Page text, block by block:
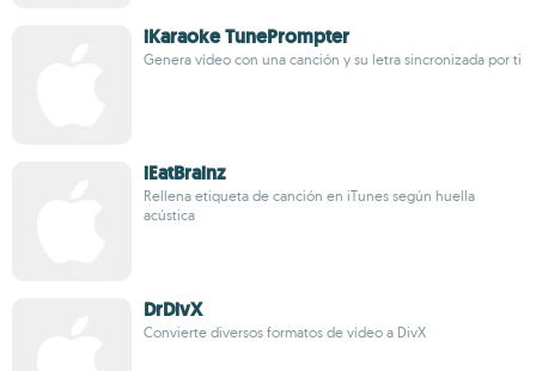
iKaraoke TunePrompter
Genera vídeo con una canción y su letra sincronizada por ti
iEatBrainz
Rellena etiqueta de canción en iTunes según huella
acústica
DrDivX
Convierte diversos formatos de vídeo a DivX